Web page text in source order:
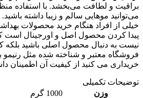
براقیت و لطافت می‌بخشد. با استفاده
می‌توانید موهایی سالم و زیبا داشته
خیلی از افراد هنگام خرید محصولات
پیدا کردن محصول اصل و اورجینال است
نیست به دنبال محصول اصلی باشید بلکه
فروشگاه معتبر و شناخته شده مثل
خریداری می کنید از کیفیت آن اطمینان
توضیحات تکمیلی
وزن
1000 گرم